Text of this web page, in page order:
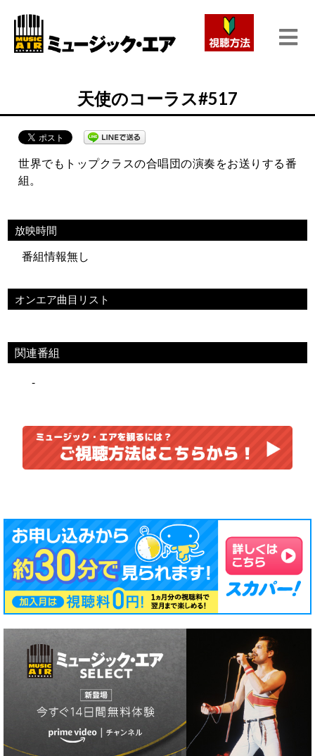
天使のコーラス#517
世界でもトップクラスの合唱団の演奏をお送りする番
組。
放映時間
番組情報無し
オンエア曲目リスト
関連番組
-